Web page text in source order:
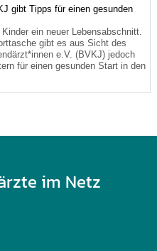
gibt Tipps für einen gesunden
ein neuer Lebensabschnitt.
gibt es aus Sicht des
e.V. (BVKJ) jedoch
für einen gesunden Start in den
im Netz